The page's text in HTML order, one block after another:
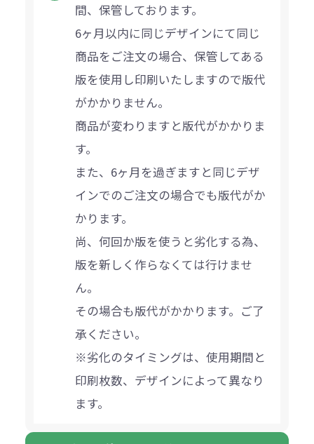
間、保管しております。
6ヶ月以内に同じデザインにて同じ
商品をご注文の場合、保管してある
版を使用し印刷いたしますので版代
がかかりません。
商品が変わりますと版代がかかりま
す。
また、6ヶ月を過ぎますと同じデザ
インでのご注文の場合でも版代がか
かります。
尚、何回か版を使うと劣化する為、
版を新しく作らなくては行けませ
ん。
その場合も版代がかかります。ご了
承ください。
※劣化のタイミングは、使用期間と
印刷枚数、デザインによって異なり
ます。